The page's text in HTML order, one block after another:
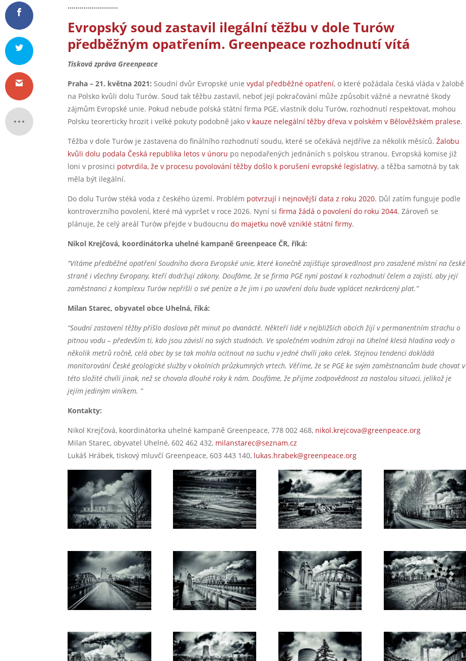
…………………….
Evropský soud zastavil ilegální těžbu v dole Turów
předběžným opatřením. Greenpeace rozhodnutí vítá
Tisková zpráva Greenpeace
Praha – 21. května 2021: Soudní dvůr Evropské unievydal předběžné opatření, o které požádala česká vláda v žalobě
na Polsko kvůli dolu Turów. Soud tak těžbu zastavil, neboť její pokračování může způsobit vážné a nevratné škody
zájmům Evropské unie. Pokud nebude polská státní firma PGE, vlastník dolu Turów, rozhodnutí respektovat, mohou
Polsku teorerticky hrozit i velké pokuty podobně jakov kauze nelegální těžby dřeva v polském v Bělověžském pralese.
Těžba v dole Turów je zastavena do finálního rozhodnutí soudu, které se očekává nejdříve za několik měsíců.Žalobu
kvůli dolu podala Česká republika letos v únoru po nepodařených jednáních s polskou stranou. Evropská komise již
loni v prosinci potvrdila, že v procesu povolování těžby došlo k porušení evropské legislativy, a těžba samotná by tak
měla být ilegální.
Do dolu Turów stéká voda z českého území. Problém potvrzují i nejnovější data z roku 2020. Důl zatím funguje podle
kontroverzního povolení, které má vypršet v roce 2026. Nyní sifirma žádá o povolení do roku 2044. Zároveň se
plánuje, že celý areál Turów přejde v budoucnu do majetku nově vzniklé státní firmy.
Nikol Krejčová, koordinátorka uhelné kampaně Greenpeace ČR, říká:
“Vítáme předběžné opatření Soudního dvora Evropské unie, které konečně zajišťuje spravedlnost pro zasažené místní na české
straně i všechny Evropany, kteří dodržují zákony. Doufáme, že se firma PGE nyní postaví k rozhodnutí čelem a zajistí, aby její
zaměstnanci z komplexu Turów nepřišli o své peníze a že jim i po uzavření dolu bude vyplácet nezkrácený plat.”
Milan Starec, obyvatel obce Uhelná, říká:
“Soudní zastavení těžby přišlo doslova pět minut po dvanácté. Někteří lidé v nejbližších obcích žijí v permanentním strachu o
pitnou vodu – především ti, kdo jsou závislí na svých studnách. Ve společném vodním zdroji na Uhelné klesá hladina vody o
několik metrů ročně, celá obec by se tak mohla ocitnout na suchu v jedné chvíli jako celek. Stejnou tendenci dokládá
monitorování České geologické služby v okolních průzkumných vrtech. Věříme, že se PGE ke svým zaměstnancům bude chovat v
této složité chvíli jinak, než se chovala dlouhé roky k nám. Doufáme, že přijme zodpovědnost za nastalou situaci, jelikož je
jejím jediným viníkem. ”
Kontakty:
Nikol Krejčová, koordinátorka uhelné kampaně Greenpeace, 778 002 468, nikol.krejcova@greenpeace.org
Milan Starec, obyvatel Uhelné, 602 462 432, milanstarec@seznam.cz
Lukáš Hrábek, tiskový mluvčí Greenpeace, 603 443 140, lukas.hrabek@greenpeace.org